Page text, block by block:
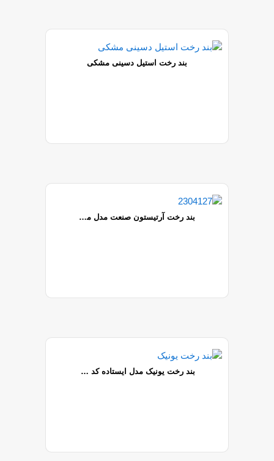
بند رخت استیل دسینی مشکی
بند رخت آرتیستون صنعت مدل مفصلی ABS
بند رخت یونیک مدل ایستاده کد ۸۰۸۴